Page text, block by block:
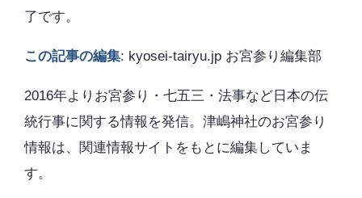
了です。
この記事の編集: kyosei-tairyu.jp お宮参り編集部
2016年よりお宮参り・七五三・法事など日本の伝
統行事に関する情報を発信。津嶋神社のお宮参り
情報は、関連情報サイトをもとに編集していま
す。